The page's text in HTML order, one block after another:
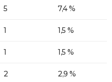
5 7,4 %
1 1,5 %
1 1,5 %
2 2,9 %